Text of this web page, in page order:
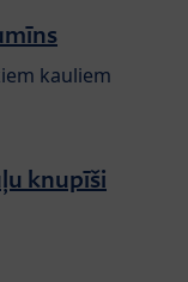
kauliem
knupīši